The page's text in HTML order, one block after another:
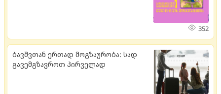
352
ბავშვთან ერთად მოგზაურობა: სად
გავემგზავროთ პირველად